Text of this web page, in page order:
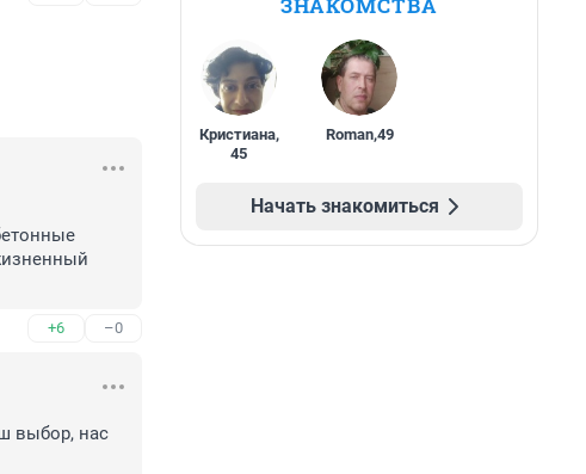
+6 –0
выбор, нас
Кристиана,
45
Roman,49
Начать знакомиться